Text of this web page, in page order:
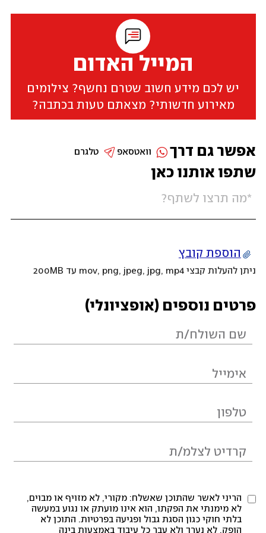
המייל האדום
יש לכם מידע חשוב שטרם נחשף? צילומים
מאירוע חדשותי? מצאתם טעות בכתבה?
שתפו אותנו כאן
הוספת קובץ
ניתן להעלות קבצי mov, png, jpeg, jpg, mp4 עד 200MB
פרטים נוספים (אופציונלי)
הריני לאשר שהתוכן שאשלח: מקורי, לא מזויף או מבוים,
לא מימנתי את הפקתו, הוא אינו מועתק או נגוע במעשה
בלתי חוקי כגון הסגת גבול ופגיעה בפרטיות. התוכן לא
הופק, לא נערך ולא עבר כל עיבוד באמצעות בינה
אפשר גם דרך טלגרם וואטסאפ